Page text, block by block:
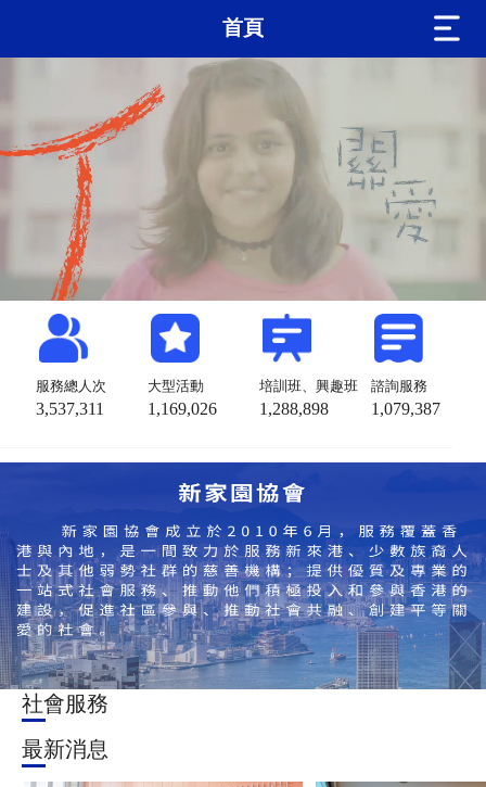
首頁
服務總人次
3,537,311
大型活動
1,169,026
培訓班、興趣班
1,288,898
諮詢服務
1,079,387
社會服務
最新消息